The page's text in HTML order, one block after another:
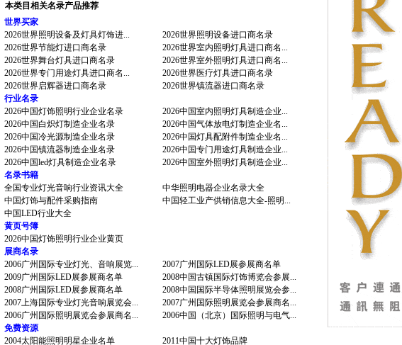
本类目相关名录产品推荐
世界买家
2026世界照明设备及灯具灯饰进...
2026世界照明设备进口商名录
2026世界节能灯进口商名录
2026世界室内照明灯具进口商名...
2026世界舞台灯具进口商名录
2026世界室外照明灯具进口商名...
2026世界专门用途灯具进口商名...
2026世界医疗灯具进口商名录
2026世界启辉器进口商名录
2026世界镇流器进口商名录
行业名录
2026中国灯饰照明行业企业名录
2026中国室内照明灯具制造企业...
2026中国白炽灯制造企业名录
2026中国气体放电灯制造企业名...
2026中国冷光源制造企业名录
2026中国灯具配附件制造企业名...
2026中国镇流器制造企业名录
2026中国专门用途灯具制造企业...
2026中国led灯具制造企业名录
2026中国室外照明灯具制造企业...
名录书籍
全国专业灯光音响行业资讯大全
中华照明电器企业名录大全
中国灯饰与配件采购指南
中国轻工业产供销信息大全-照明...
中国LED行业大全
黄页号簿
2026中国灯饰照明行业企业黄页
展商名录
2006广州国际专业灯光、音响展览...
2007广州国际LED展参展商名单
2009广州国际LED展参展商名单
2008中国古镇国际灯饰博览会参展...
2008广州国际LED展参展商名单
2008中国国际半导体照明展览会参...
2007上海国际专业灯光音响展览会...
2007广州国际照明展览会参展商名...
2006广州国际照明展览会参展商名...
2006中国（北京）国际照明与电气...
免费资源
2004太阳能照明明星企业名单
2011中国十大灯饰品牌